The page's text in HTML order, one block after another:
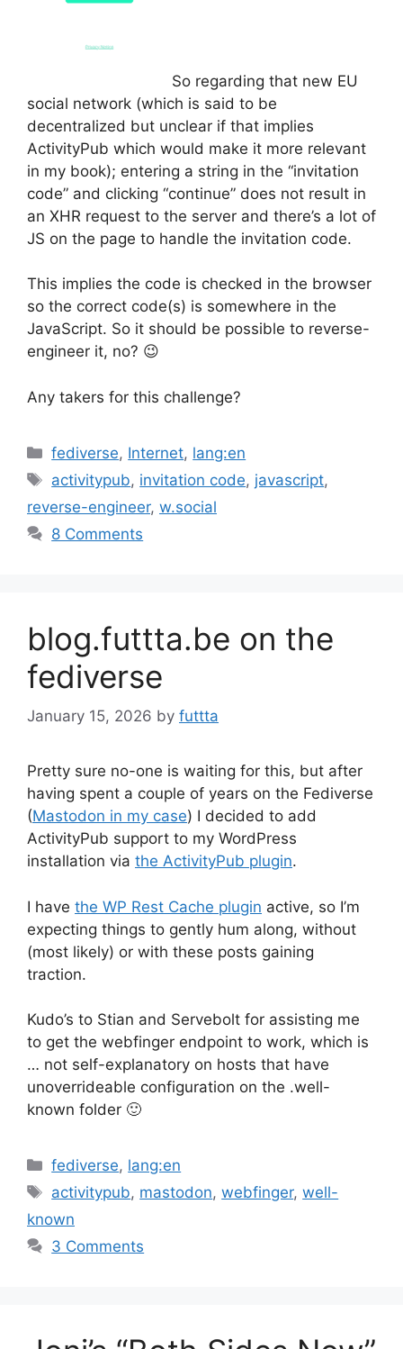
So regarding that new EU
social network (which is said to be
decentralized but unclear if that implies
ActivityPub which would make it more relevant
in my book); entering a string in the “invitation
code” and clicking “continue” does not result in
an XHR request to the server and there’s a lot of
JS on the page to handle the invitation code.
This implies the code is checked in the browser
so the correct code(s) is somewhere in the
JavaScript. So it should be possible to reverse-
engineer it, no? 😉
Any takers for this challenge?
Categories
fediverse, Internet, lang:en
Tags
activitypub, invitation code, javascript,
reverse-engineer, w.social
8 Comments
blog.futtta.be on the
fediverse
January 15, 2026 by futtta
Pretty sure no-one is waiting for this, but after
having spent a couple of years on the Fediverse
(Mastodon in my case) I decided to add
ActivityPub support to my WordPress
installation via the ActivityPub plugin.
I have the WP Rest Cache plugin active, so I’m
expecting things to gently hum along, without
(most likely) or with these posts gaining
traction.
Kudo’s to Stian and Servebolt for assisting me
to get the webfinger endpoint to work, which is
… not self-explanatory on hosts that have
unoverrideable configuration on the .well-
known folder 🙂
Categories
fediverse, lang:en
Tags
activitypub, mastodon,webfinger,well-
known
3 Comments